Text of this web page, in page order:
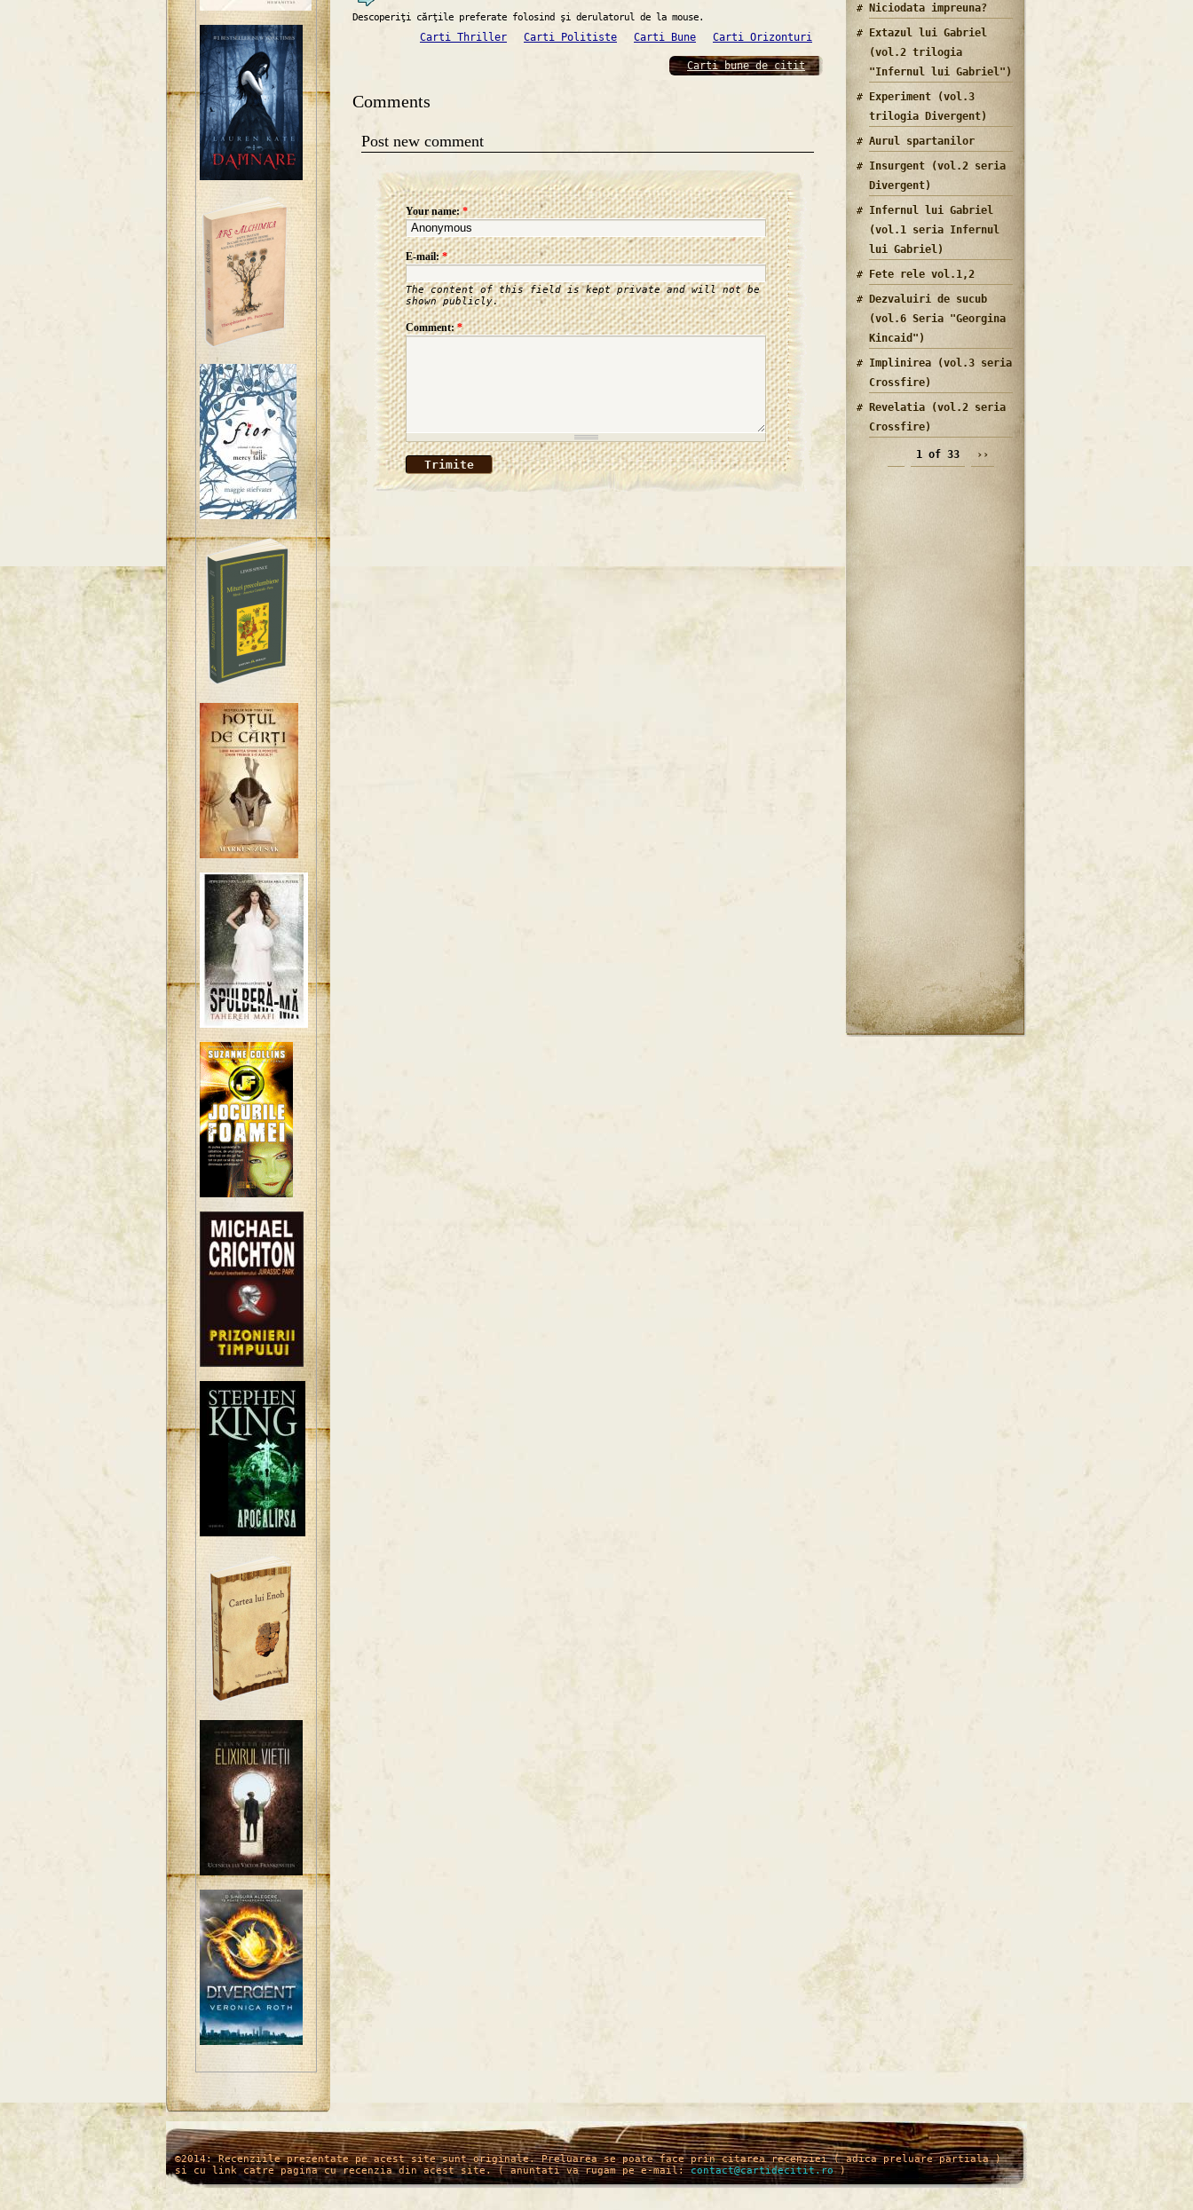
Descoperiţi cărţile preferate folosind şi derulatorul de la mouse.
Carti Thriller Carti Politiste Carti Bune Carti Orizonturi
Carti bune de citit
Comments
Post new comment
Your name:*
E-mail:*
The content of this field is kept private and will not be
shown publicly.
Comment:*
Niciodata impreuna?
Extazul lui Gabriel
(vol.2 trilogia
"Infernul lui Gabriel")
Experiment (vol.3
trilogia Divergent)
Aurul spartanilor
Insurgent (vol.2 seria
Divergent)
Infernul lui Gabriel
(vol.1 seria Infernul
lui Gabriel)
Fete rele vol.1,2
Dezvaluiri de sucub
(vol.6 Seria "Georgina
Kincaid")
Implinirea (vol.3 seria
Crossfire)
Revelatia (vol.2 seria
Crossfire)
1 of 33 ››
/* */
©2014: Recenziile prezentate pe acest site sunt originale. Preluarea se poate face prin citarea recenziei ( adica preluare partiala )
si cu link catre pagina cu recenzia din acest site. ( anuntati va rugam pe e-mail:contact@cartidecitit.ro)